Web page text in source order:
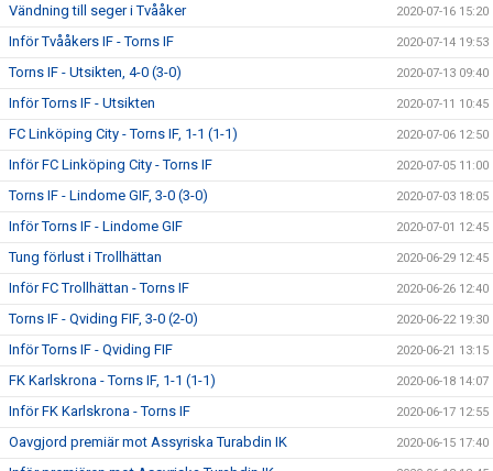
Vändning till seger i Tvååker 2020-07-16 15:20
Inför Tvååkers IF - Torns IF 2020-07-14 19:53
Torns IF - Utsikten, 4-0 (3-0) 2020-07-13 09:40
Inför Torns IF - Utsikten 2020-07-11 10:45
FC Linköping City - Torns IF, 1-1 (1-1) 2020-07-06 12:50
Inför FC Linköping City - Torns IF 2020-07-05 11:00
Torns IF - Lindome GIF, 3-0 (3-0) 2020-07-03 18:05
Inför Torns IF - Lindome GIF 2020-07-01 12:45
Tung förlust i Trollhättan 2020-06-29 12:45
Inför FC Trollhättan - Torns IF 2020-06-26 12:40
Torns IF - Qviding FIF, 3-0 (2-0) 2020-06-22 19:30
Inför Torns IF - Qviding FIF 2020-06-21 13:15
FK Karlskrona - Torns IF, 1-1 (1-1) 2020-06-18 14:07
Inför FK Karlskrona - Torns IF 2020-06-17 12:55
Oavgjord premiär mot Assyriska Turabdin IK 2020-06-15 17:40